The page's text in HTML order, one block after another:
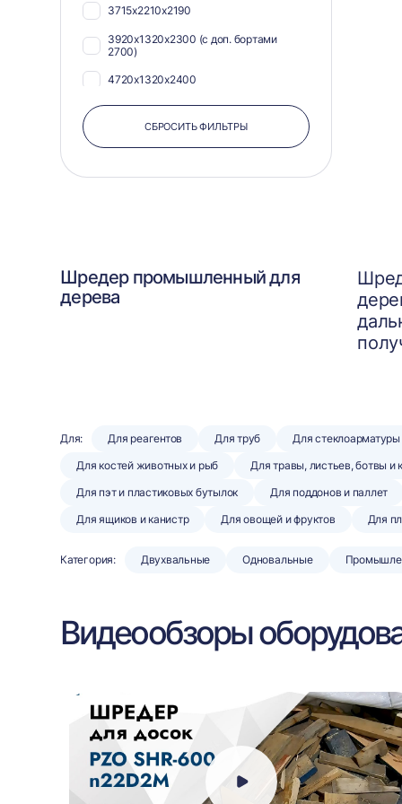
3715х2210х2190
3920х1320х2300 (с доп. бортами
2700)
4720х1320х2400
СБРОСИТЬ ФИЛЬТРЫ
Шредер промышленный для
дерева
Для: Для реагентов Для труб Для стеклоарматуры
Для костей животных и рыб
Для травы, листьев, ботвы и
Для пэт и пластиковых бутылок
Для поддонов и паллет
Для ящиков и канистр
Для овощей и фруктов Для
Категория: Двухвальные Одновальные
Видеообзоры